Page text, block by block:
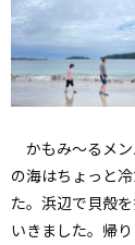
かもみ～るメン
の海はちょっと
た。浜辺で貝殻
いきました。帰